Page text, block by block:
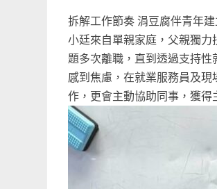
拆解工作節奏 涓豆腐伴青年建
小廷來自單親家庭，父親獨
題多次離職，直到透過支持
感到焦慮，在就業服務員及
作，更會主動協助同事，獲得